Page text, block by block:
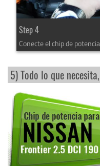
Step 4
Conecte el chip de
5) Todo lo que